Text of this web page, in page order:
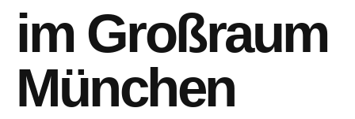
im Großraum
München